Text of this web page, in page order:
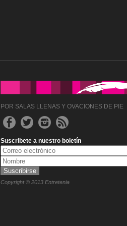
POR SALAS LLENAS Y OVACIONES DE PIE
Suscribete a nuestro boletín
Copyright © 2013 Entretenia